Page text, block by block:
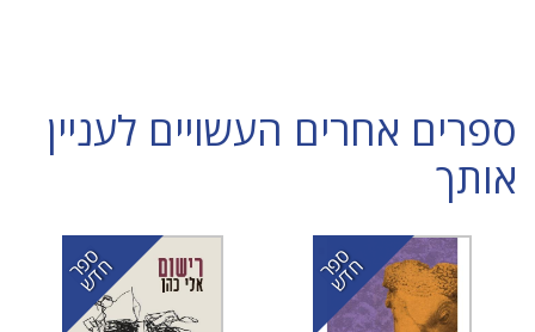
ספרים אחרים העשויים לעניין
אותך
ס
פ
ר
ח
ד
ש ס
פ
ר
ח
ד
ש